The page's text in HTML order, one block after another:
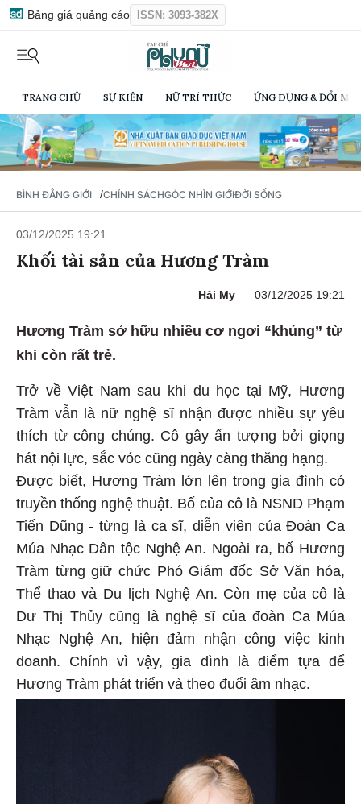
Bảng giá quảng cáo ISSN: 3093-382X
TRANG CHỦ SỰ KIỆN NỮ TRÍ THỨC ỨNG DỤNG & ĐỔI
BÌNH ĐẲNG GIỚI /CHÍNH SÁCHGÓC NHÌN GIỚIĐỜI SỐNG
03/12/2025 19:21
Khối tài sản của Hương Tràm
Hải My 03/12/2025 19:21
Hương Tràm sở hữu nhiều cơ ngơi “khủng” từ
khi còn rất trẻ.
Trở về Việt Nam sau khi du học tại Mỹ, Hương
Tràm vẫn là nữ nghệ sĩ nhận được nhiều sự yêu
thích từ công chúng. Cô gây ấn tượng bởi giọng
hát nội lực, sắc vóc cũng ngày càng thăng hạng.
Được biết, Hương Tràm lớn lên trong gia đình có
truyền thống nghệ thuật. Bố của cô là NSND Phạm
Tiến Dũng - từng là ca sĩ, diễn viên của Đoàn Ca
Múa Nhạc Dân tộc Nghệ An. Ngoài ra, bố Hương
Tràm từng giữ chức Phó Giám đốc Sở Văn hóa,
Thể thao và Du lịch Nghệ An. Còn mẹ của cô là
Dư Thị Thủy cũng là nghệ sĩ của đoàn Ca Múa
Nhạc Nghệ An, hiện đảm nhận công việc kinh
doanh. Chính vì vậy, gia đình là điểm tựa để
Hương Tràm phát triển và theo đuổi âm nhạc.